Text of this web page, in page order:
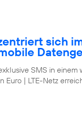
sich
SMS in
Euro | LTE-Netz